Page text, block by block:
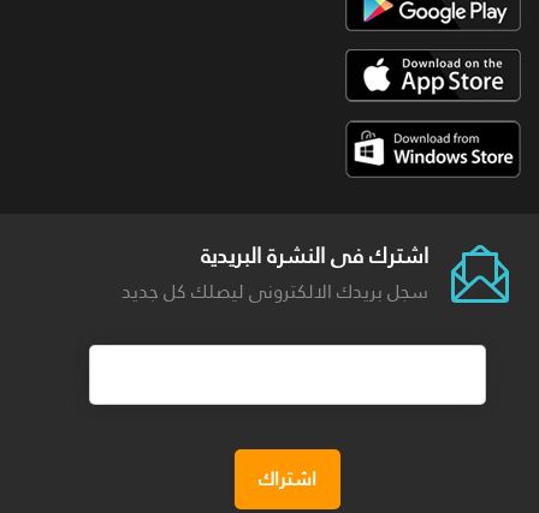
اشترك فى النشرة البريدية
سجل بريدك الالكترونى ليصلك كل جديد